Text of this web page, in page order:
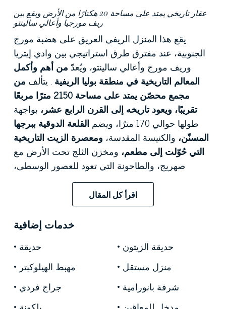
عقار تاريخي يمتد على مساحة 20 هكتارًا من الأرض ويقع بين
ريف مورجيا وأعالي سالينتو
يقع هذا المنزل الريفي العريق على هضبة مورج
الجنوبية، عند مفترق طرق استراتيجي بين وادي إيتريا
وريف مورج وأعالي سالينتو، ويُعدّ من أهم وأكمل
المعالم التاريخية في منطقة بوليا الريفية . يتألف من
مجمع محصّن يمتد على مساحة 2150 مترًا مربعًا
تقريبًا، ويعود تاريخه إلى القرن الرابع عشر، بواجهة
طولها حوالي 170 مترًا، ويضم
القلعة الدوقية ببرجها
المسنّن، والكنيسة المقدسة، ومعصرة الزيت التاريخية
التي حُوّلت إلى مطعم، ومخزن الثلج تحت الأرض مع
صهريج، والطاحونة التي تعود للعصور الوسطى،
وبستان زيتون ضخم يضم 1430 شجرة
العقار الممتد على مساحة 20 هكتارًا. وقد حافظت
أعمال الترميم، التي نُفّذت تحت إشراف هيئة
على سلامة العقار التاريخية، مع إعادة تأهيله
بالكامل.
القصر الدوقي المبنى المركزي للمجمع، وقد شُيّد
في القرن الخامس عشر
على يد الأمير جيوفاني
أنطونيو أورسيني ديل بالزو، أحد أبرز عائلات العصور
الوسطى في جنوب إيطاليا، ويُهيمن على المشهد
اقرأ كل المقال
خدمات إضافية
حديقة
حديقة الزيتون
مهبط الهيلوكبتر
منزل مستقل
جراج فردي
شرفة بانورامية